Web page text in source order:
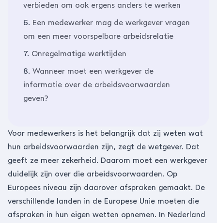
verbieden om ook ergens anders te werken
6. Een medewerker mag de werkgever vragen
om een meer voorspelbare arbeidsrelatie
7. Onregelmatige werktijden
8. Wanneer moet een werkgever de
informatie over de arbeidsvoorwaarden
geven?
Voor medewerkers is het belangrijk dat zij weten wat
hun arbeidsvoorwaarden zijn, zegt de wetgever. Dat
geeft ze meer zekerheid. Daarom moet een werkgever
duidelijk zijn over die arbeidsvoorwaarden. Op
Europees niveau zijn daarover afspraken gemaakt. De
verschillende landen in de Europese Unie moeten die
afspraken in hun eigen wetten opnemen. In Nederland